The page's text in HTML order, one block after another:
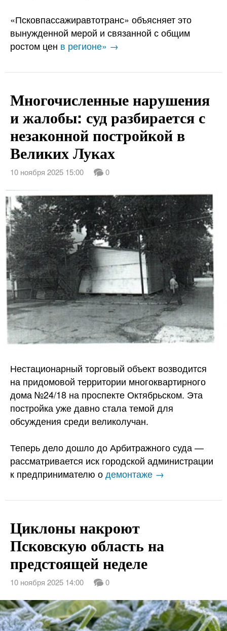
«Псковпассажиравтотранс» объясняет это
вынужденной мерой и связанной с общим
ростом цен в регионе» →
Многочисленные нарушения
и жалобы: суд разбирается с
незаконной постройкой в
Великих Луках
10 ноября 2025 15:00 0
Нестационарный торговый объект возводится
на придомовой территории многоквартирного
дома №24/18 на проспекте Октябрьском. Эта
постройка уже давно стала темой для
обсуждения среди великолучан.
Теперь дело дошло до Арбитражного суда —
рассматривается иск городской администрации
к предпринимателю одемонтаже →
Циклоны накроют
Псковскую область на
предстоящей неделе
10 ноября 2025 14:00 0